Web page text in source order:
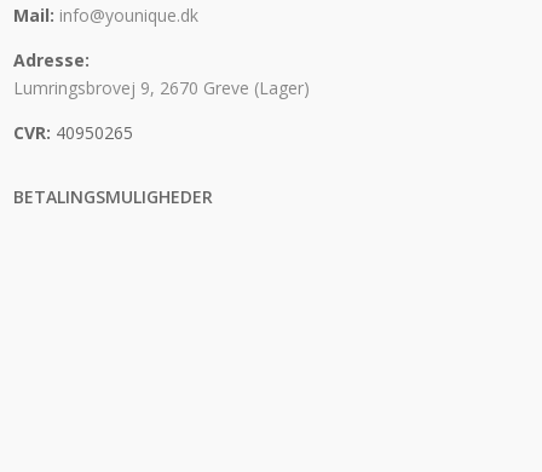
Mail: info@younique.dk
Adresse:
Lumringsbrovej 9, 2670 Greve (Lager)
CVR: 40950265
BETALINGSMULIGHEDER